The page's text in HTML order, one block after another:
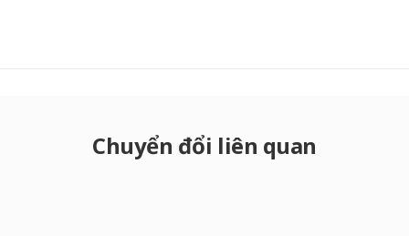
Chuyển đổi liên quan